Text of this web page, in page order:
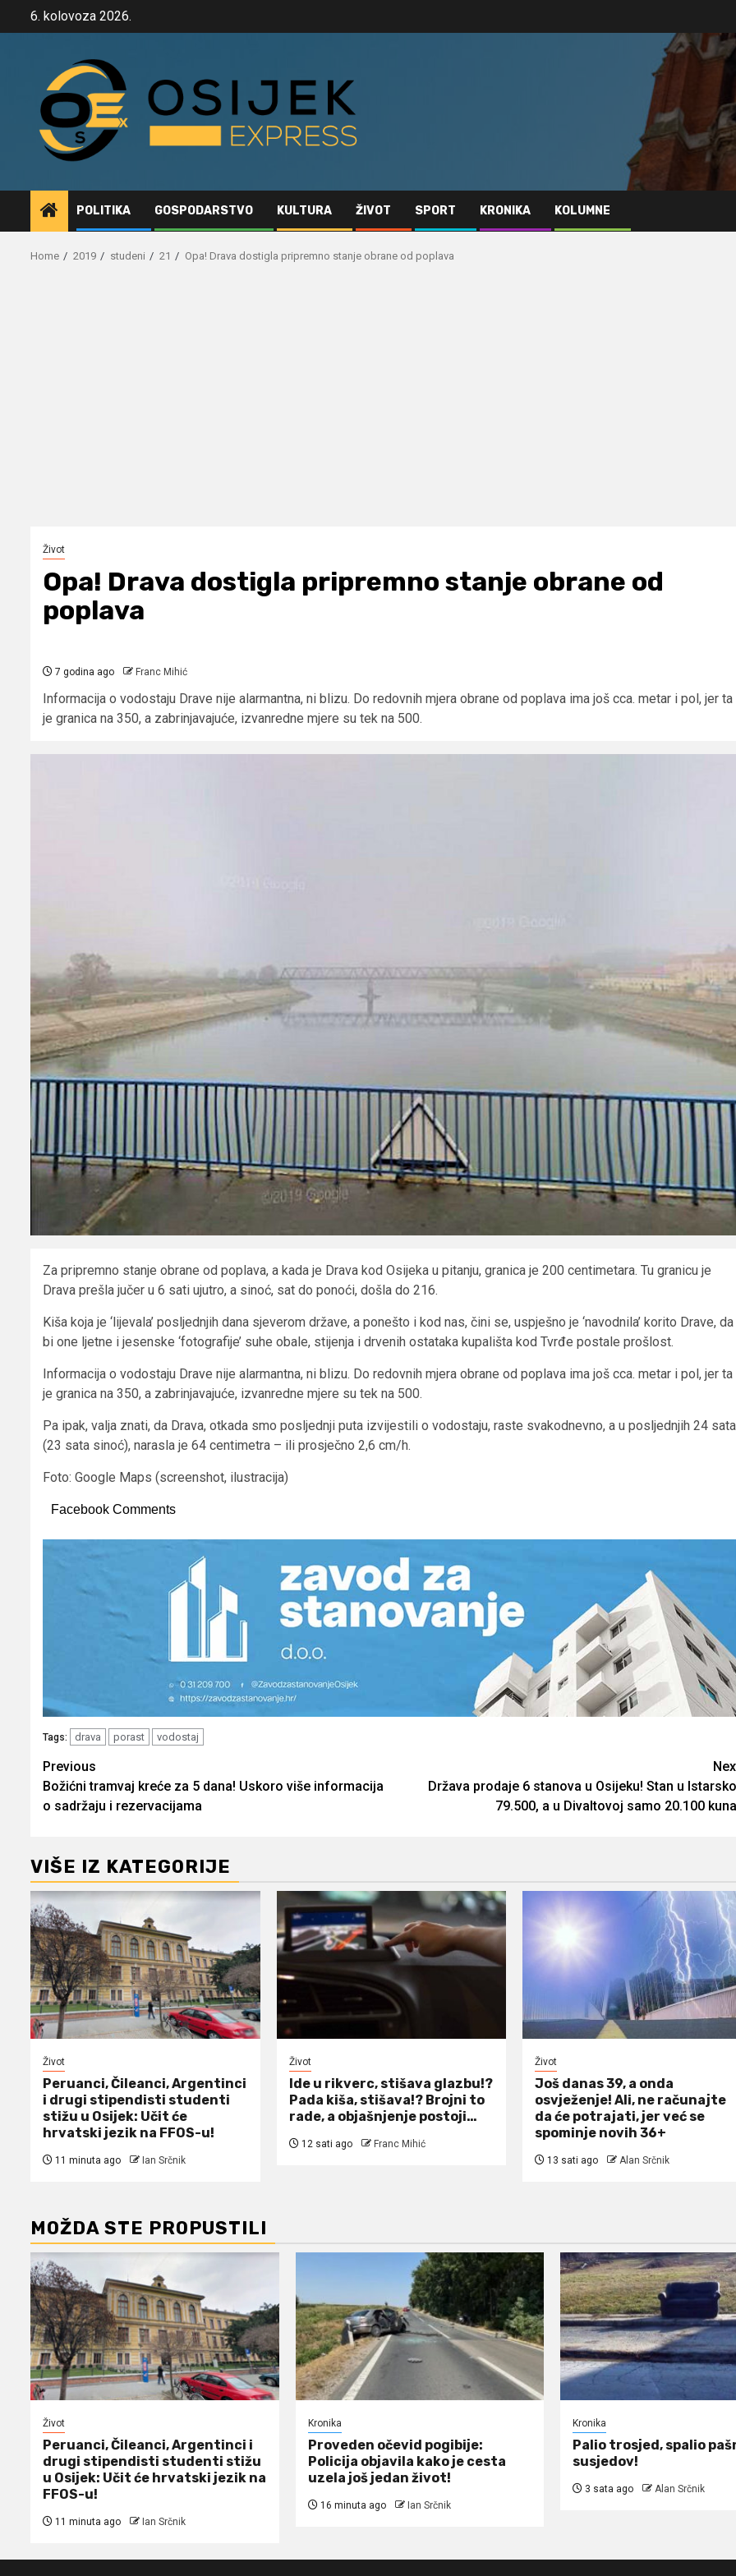
6. kolovoza 2026.
POLITIKA GOSPODARSTVO KULTURA ŽIVOT SPORT KRONIKA KOLUMNE
Home 2019 studeni 21 Opa! Drava dostigla pripremno stanje obrane od poplava
Život
Opa! Drava dostigla pripremno stanje obrane od
poplava
7 godina ago Franc Mihić
Informacija o vodostaju Drave nije alarmantna, ni blizu. Do redovnih mjera obrane od poplava ima još cca. metar i pol, jer ta
je granica na 350, a zabrinjavajuće, izvanredne mjere su tek na 500.
Za pripremno stanje obrane od poplava, a kada je Drava kod Osijeka u pitanju, granica je 200 centimetara. Tu granicu je
Drava prešla jučer u 6 sati ujutro, a sinoć, sat do ponoći, došla do 216.
Kiša koja je ‘lijevala’ posljednjih dana sjeverom države, a ponešto i kod nas, čini se, uspješno je ‘navodnila’ korito Drave, da
bi one ljetne i jesenske ‘fotografije’ suhe obale, stijenja i drvenih ostataka kupališta kod Tvrđe postale prošlost.
Informacija o vodostaju Drave nije alarmantna, ni blizu. Do redovnih mjera obrane od poplava ima još cca. metar i pol, jer ta
je granica na 350, a zabrinjavajuće, izvanredne mjere su tek na 500.
Pa ipak, valja znati, da Drava, otkada smo posljednji puta izvijestili o vodostaju, raste svakodnevno, a u posljednjih 24 sata
(23 sata sinoć), narasla je 64 centimetra – ili prosječno 2,6 cm/h.
Foto: Google Maps (screenshot, ilustracija)
Facebook Comments
Tags: drava porast vodostaj
Post
navigation
Previous
Božićni tramvaj kreće za 5 dana! Uskoro više informacija
o sadržaju i rezervacijama
Država prodaje 6 stanova u Osijeku! Stan u
79.500, a u Divaltovoj samo 20.100
VIŠE IZ KATEGORIJE
Život
Peruanci, Čileanci, Argentinci
i drugi stipendisti studenti
stižu u Osijek: Učit će
hrvatski jezik na FFOS-u!
11 minuta ago Ian Srčnik
Život
Ide u rikverc, stišava glazbu!?
Pada kiša, stišava!? Brojni to
rade, a objašnjenje postoji…
12 sati ago Franc Mihić
Život
Još danas 39, a onda
osvježenje! Ali, ne računajte
da će potrajati, jer već se
spominje novih 36+
13 sati ago Alan Srčnik
MOŽDA STE PROPUSTILI
Život
Peruanci, Čileanci, Argentinci i
drugi stipendisti studenti stižu
u Osijek: Učit će hrvatski jezik na
FFOS-u!
11 minuta ago Ian Srčnik
Kronika
Proveden očevid pogibije:
Policija objavila kako je cesta
uzela još jedan život!
16 minuta ago Ian Srčnik
Kronika
Palio trosjed, spalio
susjedov!
3 sata ago Alan Srčnik